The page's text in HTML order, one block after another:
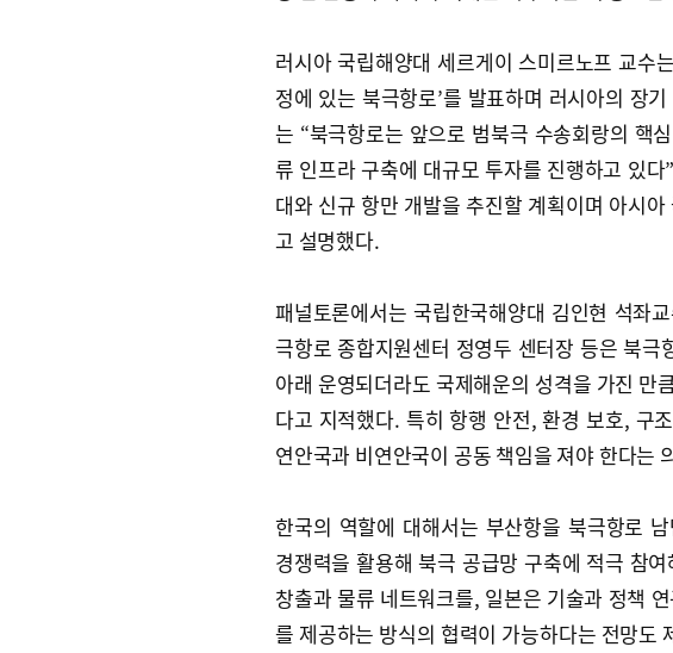
러시아 국립해양대 세르게이 스미르노프 교수
정에 있는 북극항로’를 발표하며 러시아의 장
는 “북극항로는 앞으로 범북극 수송회랑의 핵
류 인프라 구축에 대규모 투자를 진행하고 있
대와 신규 항만 개발을 추진할 계획이며 아시
고 설명했다.
패널토론에서는 국립한국해양대 김인현 석좌
극항로 종합지원센터 정영두 센터장 등은 북극
아래 운영되더라도 국제해운의 성격을 가진 만
다고 지적했다. 특히 항행 안전, 환경 보호, 구
연안국과 비연안국이 공동 책임을 져야 한다는
한국의 역할에 대해서는 부산항을 북극항로
경쟁력을 활용해 북극 공급망 구축에 적극 참
창출과 물류 네트워크를, 일본은 기술과 정책
를 제공하는 방식의 협력이 가능하다는 전망도